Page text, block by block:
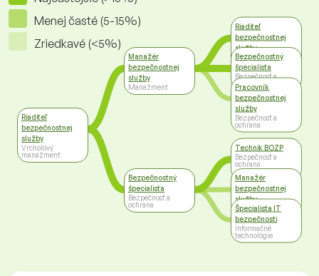
Menej časté (5-15%)
Zriedkavé (<5%)
Riaditeľ
bezpečnostnej
služby
Vrcholový
manažment
Manažér
bezpečnostnej
služby
Manažment
Bezpečnostný
špecialista
Bezpečnosť a
ochrana
Riaditeľ
bezpečnostnej
služby
Vrcholový
manažment
Bezpečnostný
špecialista
Bezpečnosť a
ochrana
Pracovník
bezpečnostnej
služby
Bezpečnosť a
ochrana
Technik BOZP
Bezpečnosť a
ochrana
Manažér
bezpečnostnej
služby
Manažment
Špecialista IT
bezpečnosti
Informačné
technológie